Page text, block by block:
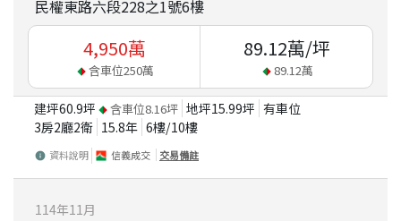
民權東路六段228之1號6樓
4,950萬
含車位250萬
89.12萬/坪
89.12萬
建坪60.9坪 含車位8.16坪 地坪15.99坪 有車位
3房2廳2衛 15.8年 6樓/10樓
資料說明 信義成交 交易備註
114年11 月